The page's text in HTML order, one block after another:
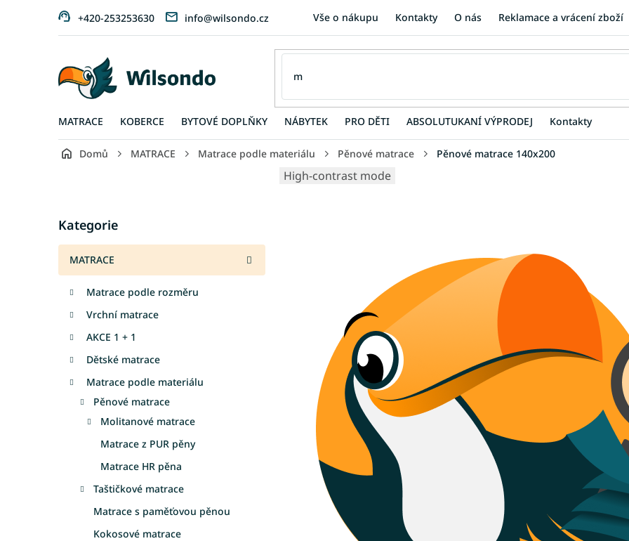
+420-253253630 info@wilsondo.cz Vše o nákupu Kontakty O nás Reklamace a vrácení zboží
MATRACE KOBERCE BYTOVÉ DOPLŇKY NÁBYTEK PRO DĚTI ABSOLUTUKANÍ VÝPRODEJ Kontakty
Domů MATRACE Matrace podle materiálu Pěnové matrace Pěnové matrace 140x200
t
r
a
kategorie
Kategorie
MATRACE
Matrace podle rozměru
Vrchní matrace
AKCE 1 + 1
Dětské matrace
Matrace podle materiálu
Pěnové matrace
Molitanové matrace
Matrace z PUR pěny
Matrace HR pěna
Taštičkové matrace
Matrace s paměťovou pěnou
Kokosové matrace
High-contrast mode